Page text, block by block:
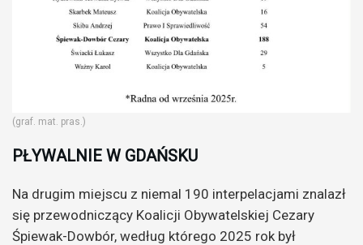
(graf. mat. pras.)
PŁYWALNIE W GDAŃSKU
Na drugim miejscu z niemal 190 interpelacjami znalazł
się przewodniczący Koalicji Obywatelskiej Cezary
Śpiewak-Dowbór, według którego 2025 rok był